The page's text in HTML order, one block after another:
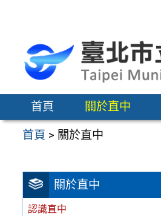
區
首頁 關於直中
首頁 > 關於直中
關於直中
認識直中